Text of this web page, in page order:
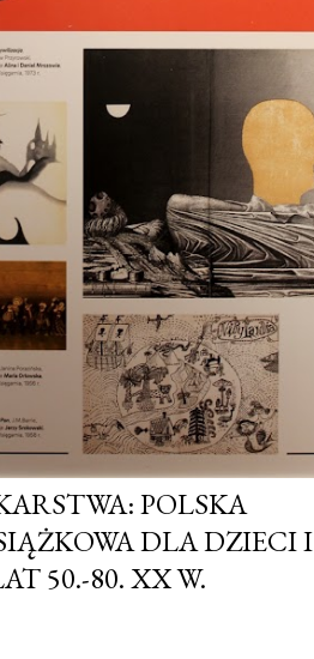
POLSKA
DLA DZIECI I
50.-80. XX W.